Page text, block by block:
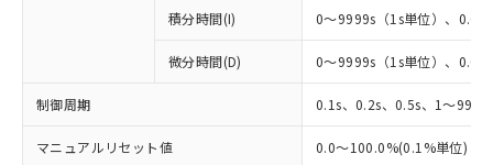
積分時間(I) 0～9999s（1s単位）、0.0
微分時間(D) 0～9999s（1s単位）、0.0
制御周期 0.1s、0.2s、0.5s、1～99s
マニュアルリセット値 0.0～100.0%(0.1%単位)
対応済み：EU RoHS指令（10物質）の
非含有に対応した製品が提供可能な商品で